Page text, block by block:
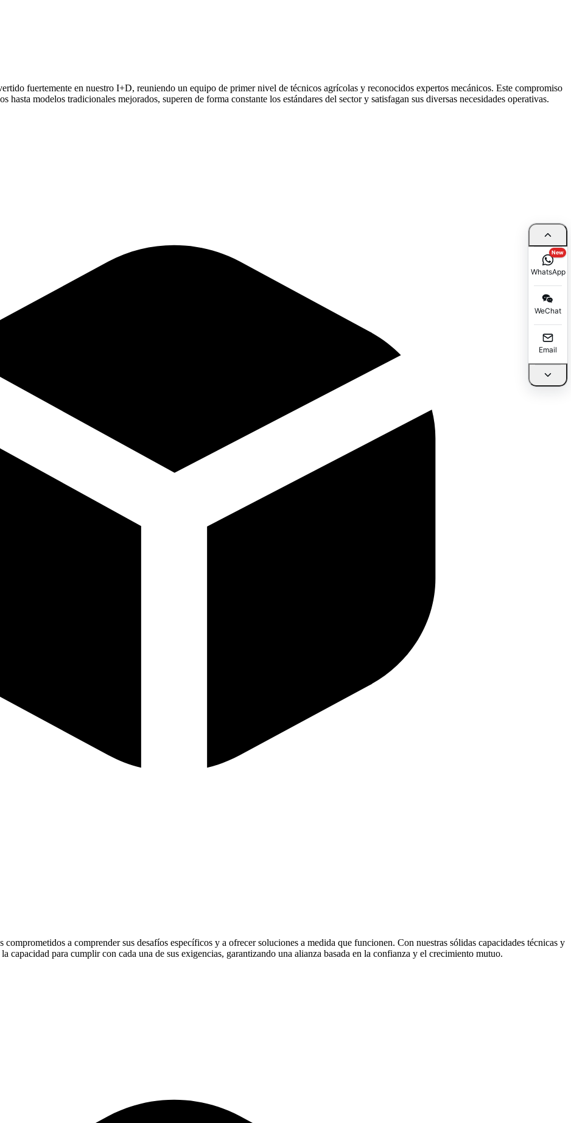
fuertemente en nuestro I+D, reuniendo un equipo de primer nivel de técnicos agrícolas y reconocidos expertos mecánicos. Este compromiso
hasta modelos tradicionales mejorados, superen de forma constante los estándares del sector y satisfagan sus diversas necesidades operativas.
a comprender sus desafíos específicos y a ofrecer soluciones a medida que funcionen. Con nuestras sólidas capacidades técnicas y
capacidad para cumplir con cada una de sus exigencias, garantizando una alianza basada en la confianza y el crecimiento mutuo.
WhatsApp
New
WeChat
Email